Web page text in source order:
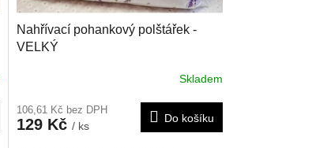
Nahřívací pohankový polštářek -
VELKÝ
Skladem
106,61 Kč bez DPH
129 Kč / ks
Do košíku